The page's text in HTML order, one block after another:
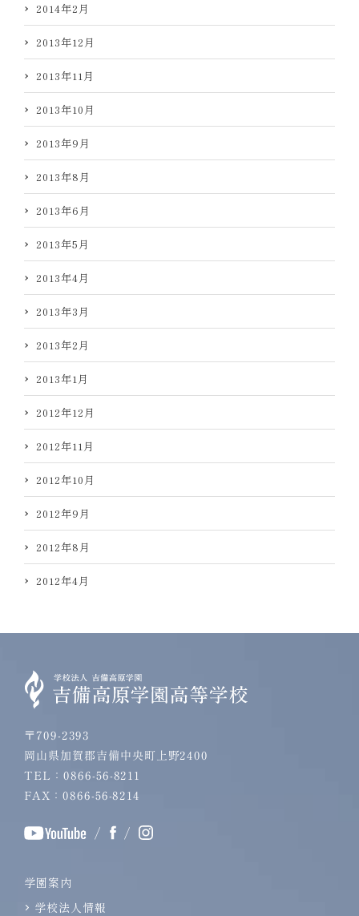
2014年2月
2013年12月
2013年11月
2013年10月
2013年9月
2013年8月
2013年6月
2013年5月
2013年4月
2013年3月
2013年2月
2013年1月
2012年12月
2012年11月
2012年10月
2012年9月
2012年8月
2012年4月
〒709-2393
岡山県加賀郡吉備中央町上野2400
TEL：0866-56-8211
FAX：0866-56-8214
/ /
学園案内
学校法人情報